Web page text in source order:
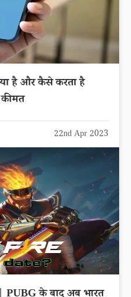
है और कैसे करता है
22nd Apr 2023